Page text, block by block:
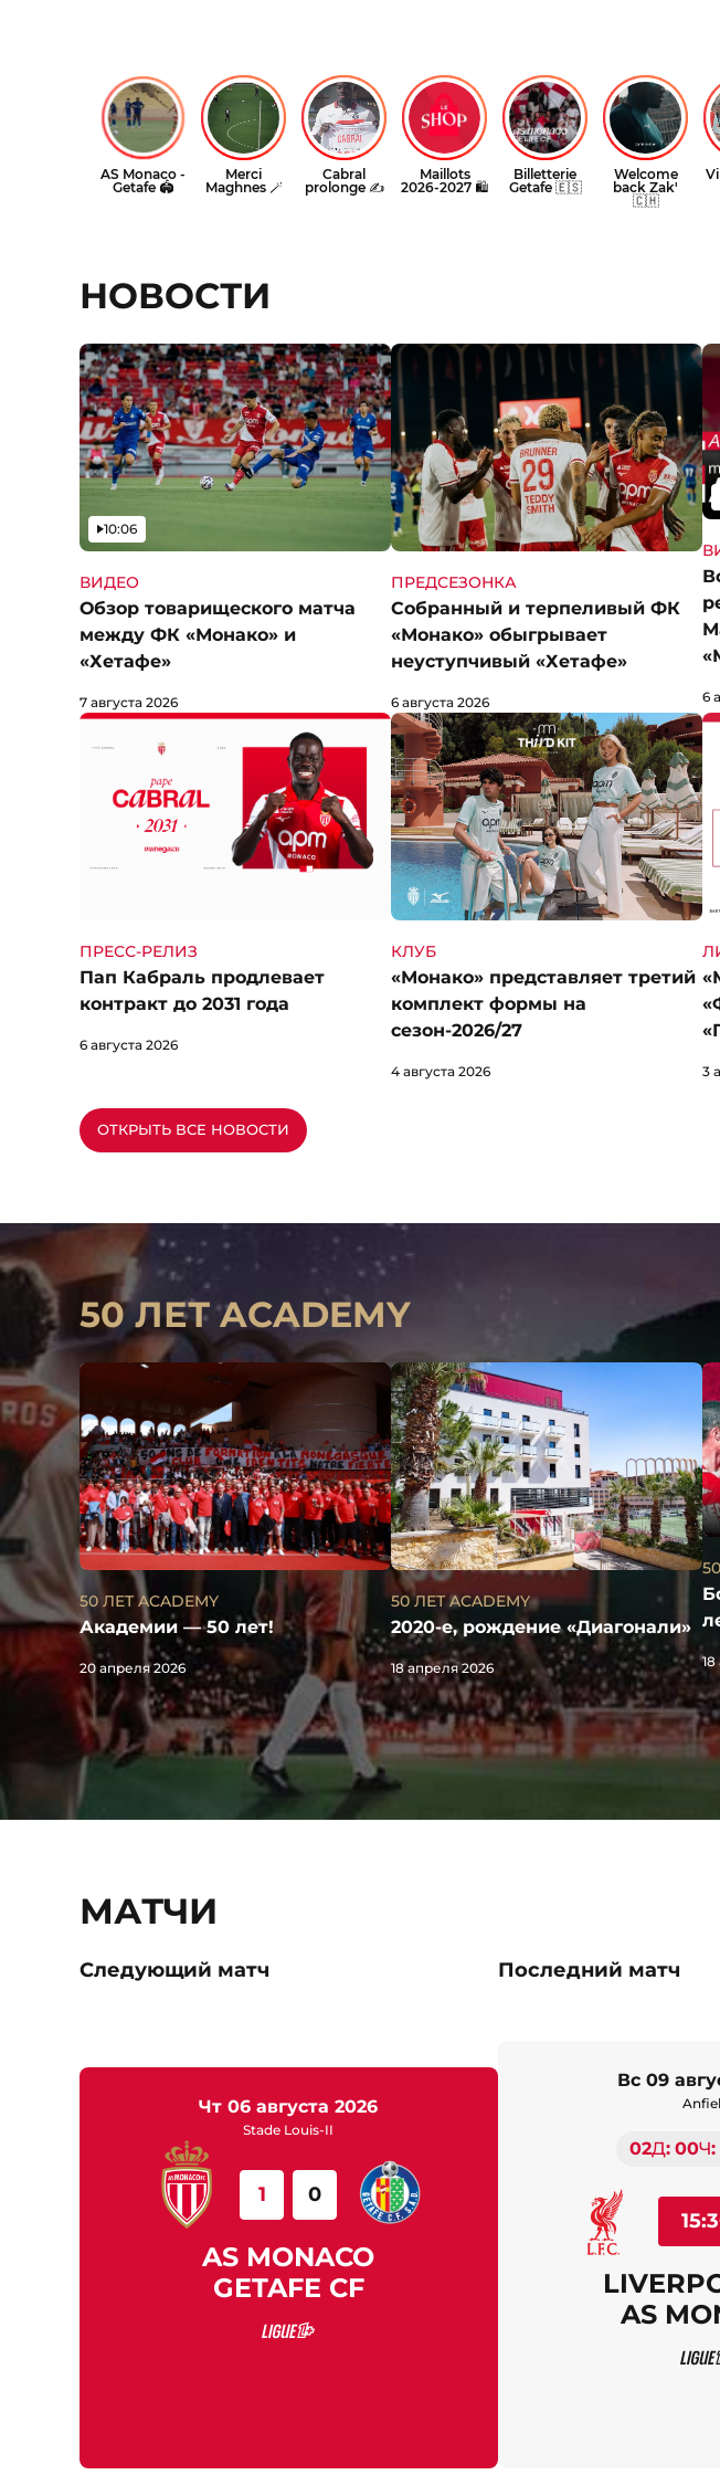
НОВОСТИ
ВИДЕО
Обзор товарищеского матча
между ФК «Монако» и
«Хетафе»
Видео
10:06
7 августа 2026
ПРЕДСЕЗОНКА
Собранный и терпеливый ФК
«Монако» обыгрывает
неуступчивый «Хетафе»
6 августа 2026 6
ПРЕСС-РЕЛИЗ
Пап Кабраль продлевает
контракт до 2031 года
6 августа 2026
КЛУБ
«Монако» представляет третий
комплект формы на
сезон-2026/27
4 августа 2026 3
ОТКРЫТЬ ВСЕ НОВОСТИ
50 ЛЕТ ACADEMY
50 ЛЕТ ACADEMY
Академии — 50 лет!
20 апреля 2026
50 ЛЕТ ACADEMY
2020-е, рождение «Диагонали»
18 апреля 2026
МАТЧИ
Следующий матч
чт 06 августа 2026
Stade Louis-II
AS MONACO
1
GETAFE CF
0
Последний матч
вс 09
02Д 00Ч
AS